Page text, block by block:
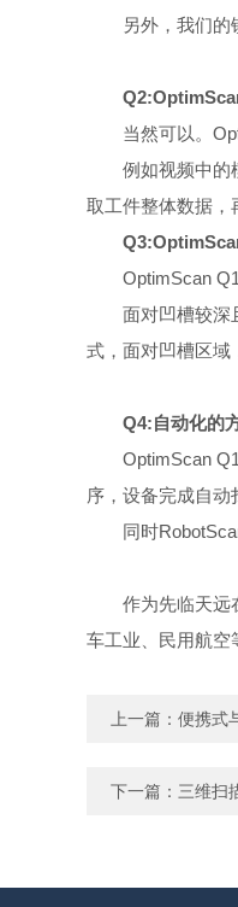
另外，我们的
当然可以。
例如视频中的
取工件整体数据，
OptimScan
面对凹槽较深
式，面对凹槽区域
Q4:自动化的
OptimScan
序，设备完成自动
同时
作为先临天远
车工业、民用航空
上一篇： 便携式
下一篇： 三维扫